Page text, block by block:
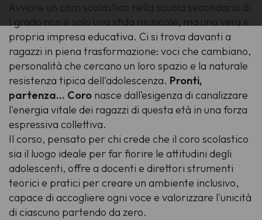
Avviare un coro scolastico nella scuola secondaria di
I grado non è solo una sfida musicale, ma una vera e
propria impresa educativa. Ci si trova davanti a
ragazzi in piena trasformazione: voci che cambiano,
personalità che cercano un loro spazio e la naturale
resistenza tipica dell'adolescenza. Pronti,
partenza… Coro nasce dall’esigenza di canalizzare
l'energia vitale dei ragazzi di questa età in una forza
espressiva collettiva.
Il corso, pensato per chi crede che il coro scolastico
sia il luogo ideale per far fiorire le attitudini degli
adolescenti, offre a docenti e direttori strumenti
teorici e pratici per creare un ambiente inclusivo,
capace di accogliere ogni voce e valorizzare l'unicità
di ciascuno partendo da zero.